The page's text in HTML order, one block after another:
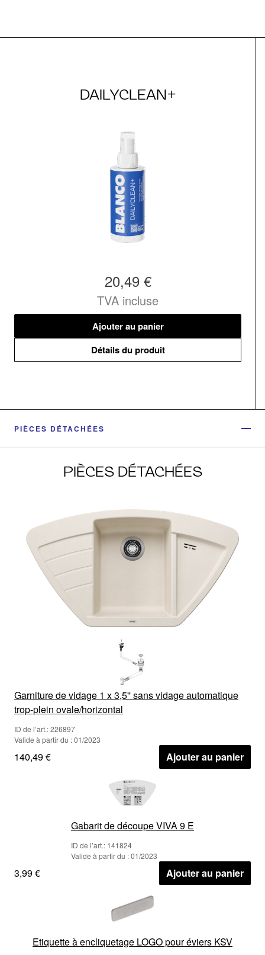
DAILYCLEAN+
20,49 €
TVA incluse
Ajouter au panier
Détails du produit
PIÈCES DÉTACHÉES
PIÈCES DÉTACHÉES
Garniture de vidage 1 x 3,5'' sans vidage automatique
trop-plein ovale/horizontal
ID de l’art.: 226897
Valide à partir du : 01/2023
140,49 € Ajouter au panier
Gabarit de découpe VIVA 9 E
ID de l’art.: 141824
Valide à partir du : 01/2023
3,99 € Ajouter au panier
Etiquette à encliquetage LOGO pour éviers KSV